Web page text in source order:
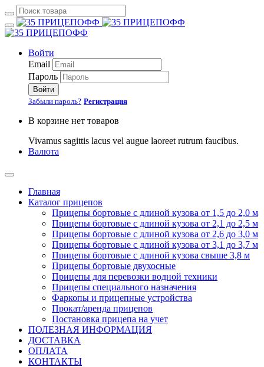
Войти
Email
Пароль
Войти
Забыли пароль? Регистрация
В корзине нет товаров
Vivamus sagittis lacus vel augue laoreet rutrum faucibus.
Валюта
Главная
Каталог прицепов
Прицепы бортовые с длиной кузова от 1,5 до 2,0 м
Прицепы бортовые с длиной кузова от 2,1 до 2,5 м
Прицепы бортовые с длиной кузова от 2,6 до 3,0 м
Прицепы бортовые с длиной кузова от 3,1 до 3,7 м
Прицепы бортовые с длиной кузова свыше 3,8 м
Прицепы бортовые двухосные
Прицепы для перевозки водной техники
Прицепы специального назначения
Фаркопы и прицепные устройства
Прокат/аренда прицепов
Постановка прицепа на учет
ПОЛЕЗНАЯ ИНФОРМАЦИЯ
ДОСТАВКА
ОПЛАТА
КОНТАКТЫ